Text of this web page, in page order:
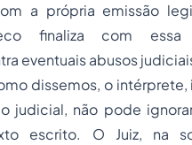
a própria emissão
finaliza com essa
eventuais abusos
dissemos, o intérprete,
judicial, não pode
escrito. O Juiz, na